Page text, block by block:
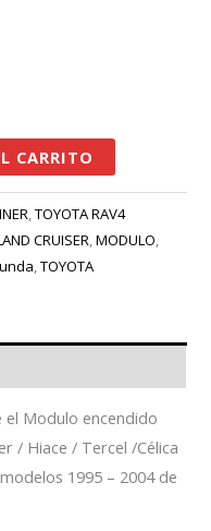
CARRITO
,TOYOTA RAV4
CRUISER,MODULO,
,TOYOTA
el Modulo encendido
/ Hiace / Tercel /Célica
1995 – 2004 de